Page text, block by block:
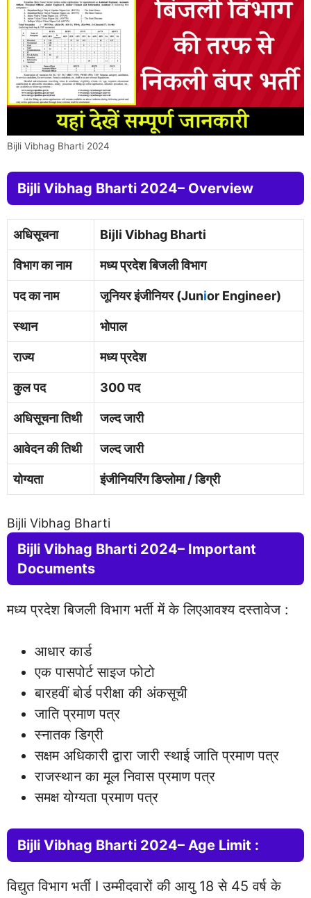
Bijli Vibhag Bharti 2024
Bijli Vibhag Bharti 2024– Overview
अधिसूचना Bijli Vibhag Bharti
विभाग का नाम मध्य प्रदेश बिजली विभाग
पद का नाम जूनियर इंजीनियर (Junior Engineer)
स्थान भोपाल
राज्य मध्य प्रदेश
कुल पद 300 पद
अधिसूचना तिथी जल्द जारी
आवेदन की तिथी जल्द जारी
योग्यता इंजीनियरिंग डिप्लोमा / डिग्री
Bijli Vibhag Bharti
Bijli Vibhag Bharti 2024– Important
Documents
मध्य प्रदेश बिजली विभाग भर्ती में के लिएआवश्य दस्तावेज :
आधार कार्ड
एक पासपोर्ट साइज फोटो
बारहवीं बोर्ड परीक्षा की अंकसूची
जाति प्रमाण पत्र
स्नातक डिग्री
सक्षम अधिकारी द्वारा जारी स्थाई जाति प्रमाण पत्र
राजस्थान का मूल निवास प्रमाण पत्र
समक्ष योग्यता प्रमाण पत्र
Bijli Vibhag Bharti 2024– Age Limit :
विद्युत विभाग भर्ती I उम्मीदवारों की आयु 18 से 45 वर्ष के